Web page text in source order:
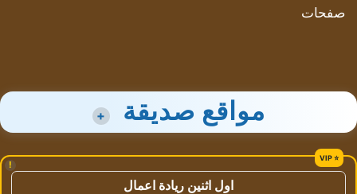
صفحات
مواقع صديقة +
!
اول اثنين ريادة اعمال